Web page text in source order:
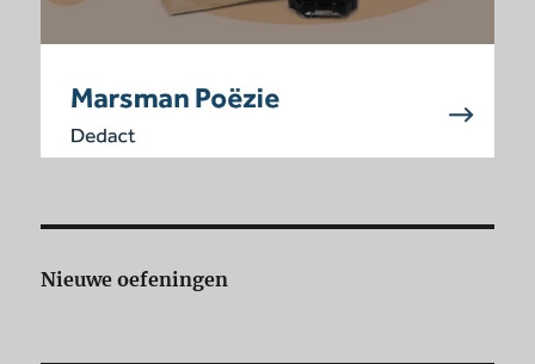
Nieuwe oefeningen